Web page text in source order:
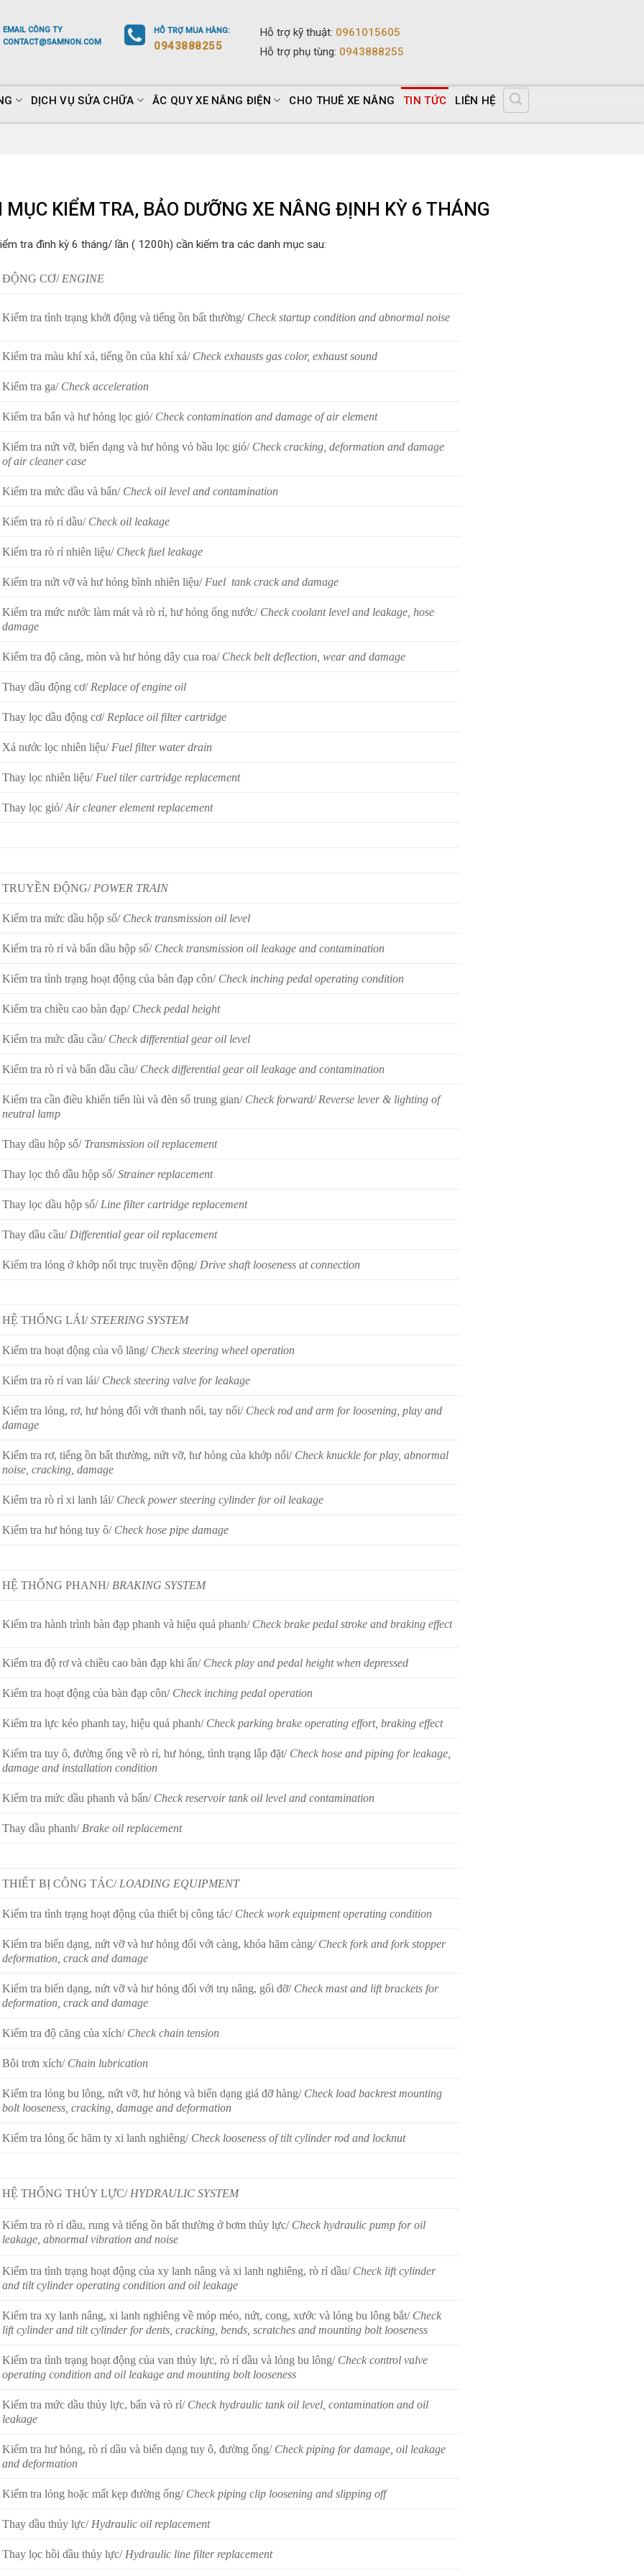
Hỗ trợ kỹ thuật: 0961015605
Hỗ trợ phụ tùng: 0943888255
HỖ TRỢMUA HÀNG:
0943888255
EMAIL CÔNG TY
CONTACT@SAMNON.COM
DỊCH VỤ SỬA CHỮA ẮC QUY XE NÂNG ĐIỆN CHO THUÊ XE NÂNG TIN TỨC LIÊN HỆ
MỤC KIỂM TRA, BẢO DƯỠNG XE NÂNG ĐỊNH KỲ 6 THÁNG
tra đình kỳ 6 tháng/ lần ( 1200h) cần kiểm tra các danh mục sau:
ĐỘNG CƠ/ ENGINE
Kiểm tra tình trạng khởi động và tiếng ồn bất thường/ Check startup condition and abnormal noise
Kiểm tra màu khí xả, tiếng ồn của khí xả/ Check exhausts gas color, exhaust sound
Kiểm tra ga/ Check acceleration
Kiểm tra bẩn và hư hỏng lọc gió/ Check contamination and damage of air element
Kiểm tra nứt vỡ, biến dạng và hư hỏng vỏ bầu lọc gió/ Check cracking, deformation and damage
of air cleaner case
Kiểm tra mức dầu và bẩn/ Check oil level and contamination
Kiểm tra rò rỉ dầu/ Check oil leakage
Kiểm tra rò rỉ nhiên liệu/ Check fuel leakage
Kiểm tra nứt vỡ và hư hỏng bình nhiên liệu/ Fuel tank crack and damage
Kiểm tra mức nước làm mát và rò rỉ, hư hỏng ống nước/ Check coolant level and leakage, hose
damage
Kiểm tra độ căng, mòn và hư hỏng dây cua roa/ Check belt deflection, wear and damage
Thay dầu động cơ/ Replace of engine oil
Thay lọc dầu động cơ/ Replace oil filter cartridge
Xả nước lọc nhiên liệu/ Fuel filter water drain
Thay lọc nhiên liệu/ Fuel tiler cartridge replacement
Thay lọc gió/Air cleaner element replacement
TRUYỀN ĐỘNG/ POWER TRAIN
Kiểm tra mức dầu hộp số/ Check transmission oil level
Kiểm tra rò rỉ và bẩn dầu hộp số/ Check transmission oil leakage and contamination
Kiểm tra tình trạng hoạt động của bàn đạp côn/ Check inching pedal operating condition
Kiểm tra chiều cao bàn đạp/ Check pedal height
Kiểm tra mức dầu cầu/ Check differential gear oil level
Kiểm tra rò rỉ và bẩn dầu cầu/ Check differential gear oil leakage and contamination
Kiểm tra cần điều khiển tiến lùi và đèn số trung gian/ Check forward/ Reverse lever & lighting of
neutral lamp
Thay dầu hộp số/ Transmission oil replacement
Thay lọc thô dầu hộp số/Strainer replacement
Thay lọc dầu hộp số/ Line filter cartridge replacement
Thay dầu cầu/ Differential gear oil replacement
Kiểm tra lỏng ở khớp nối trục truyền động/ Drive shaft looseness at connection
HỆ THỐNG LÁI/STEERING SYSTEM
Kiểm tra hoạt động của vô lăng/ Check steering wheel operation
Kiểm tra rò rỉ van lái/ Check steering valve for leakage
Kiểm tra lỏng, rơ, hư hỏng đối với thanh nối, tay nối/ Check rod and arm for loosening, play and
damage
Kiểm tra rơ, tiếng ồn bất thường, nứt vỡ, hư hỏng của khớp nối/ Check knuckle for play, abnormal
noise, cracking, damage
Kiểm tra rò rỉ xi lanh lái/ Check power steering cylinder for oil leakage
Kiểm tra hư hỏng tuy ô/ Check hose pipe damage
HỆ THỐNG PHANH/ BRAKING SYSTEM
Kiểm tra hành trình bàn đạp phanh và hiệu quả phanh/ Check brake pedal stroke and braking effect
Kiểm tra độ rơ và chiều cao bàn đạp khi ấn/ Check play and pedal height when depressed
Kiểm tra hoạt động của bàn đạp côn/ Check inching pedal operation
Kiểm tra lực kéo phanh tay, hiệu quả phanh/ Check parking brake operating effort, braking effect
Kiểm tra tuy ô, đường ống về rò rỉ, hư hỏng, tình trạng lắp đặt/ Check hose and piping for leakage,
damage and installation condition
Kiểm tra mức dầu phanh và bẩn/ Check reservoir tank oil level and contamination
Thay dầu phanh/ Brake oil replacement
THIẾT BỊ CÔNG TÁC/ LOADING EQUIPMENT
Kiểm tra tình trạng hoạt động của thiết bị công tác/ Check work equipment operating condition
Kiểm tra biến dạng, nứt vỡ và hư hỏng đối với càng, khóa hãm càng/ Check fork and fork stopper
deformation, crack and damage
Kiểm tra biến dạng, nứt vỡ và hư hỏng đối với trụ nâng, gối đỡ/ Check mast and lift brackets for
deformation, crack and damage
Kiểm tra độ căng của xích/ Check chain tension
Bôi trơn xích/ Chain lubrication
Kiểm tra lỏng bu lông, nứt vỡ, hư hỏng và biến dạng giá đỡ hàng/ Check load backrest mounting
bolt looseness, cracking, damage and deformation
Kiểm tra lỏng ốc hãm ty xi lanh nghiêng/ Check looseness of tilt cylinder rod and locknut
HỆ THỐNG THỦY LỰC/ HYDRAULIC SYSTEM
Kiểm tra rò rỉ dầu, rung và tiếng ồn bất thường ở bơm thủy lực/ Check hydraulic pump for oil
leakage, abnormal vibration and noise
Kiểm tra tình trạng hoạt động của xy lanh nâng và xi lanh nghiêng, rò rỉ dầu/ Check lift cylinder
and tilt cylinder operating condition and oil leakage
Kiểm tra xy lanh nâng, xi lanh nghiêng về móp méo, nứt, cong, xước và lỏng bu lông bắt/ Check
lift cylinder and tilt cylinder for dents, cracking, bends, scratches and mounting bolt looseness
Kiểm tra tình trạng hoạt động của van thủy lực, rò rỉ dầu và lỏng bu lông/ Check control valve
operating condition and oil leakage and mounting bolt looseness
Kiểm tra mức dầu thủy lực, bẩn và rò rỉ/ Check hydraulic tank oil level, contamination and oil
leakage
Kiểm tra hư hỏng, rò rỉ dầu và biến dạng tuy ô, đường ống/ Check piping for damage, oil leakage
and deformation
Kiểm tra lỏng hoặc mất kẹp đường ống/ Check piping clip loosening and slipping off
Thay dầu thủy lực/ Hydraulic oil replacement
Thay lọc hồi dầu thủy lực/ Hydraulic line filter replacement